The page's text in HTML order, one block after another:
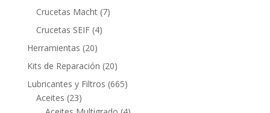
Crucetas Macht 77
Crucetas SEIF 44
Herramientas 2020
productos
Kits de Reparación 2020
productos
Lubricantes y Filtros 665665
Aceites 2323